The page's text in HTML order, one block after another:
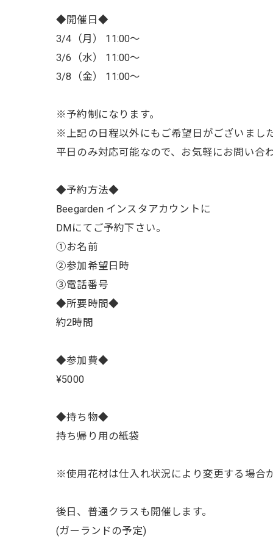
◆開催日◆
3/4（月） 11:00〜
3/6（水） 11:00〜
3/8（金） 11:00〜
※予約制になります。
※上記の日程以外にもご希望日がございまし
平日のみ対応可能なので、お気軽にお問い合
◆予約方法◆
Beegarden インスタアカウントに
DMにてご予約下さい。
①お名前
②参加希望日時
③電話番号
◆所要時間◆
約2時間
◆参加費◆
¥5000
◆持ち物◆
持ち帰り用の紙袋
※使用花材は仕入れ状況により変更する場合
後日、普通クラスも開催します。
(ガーランドの予定)